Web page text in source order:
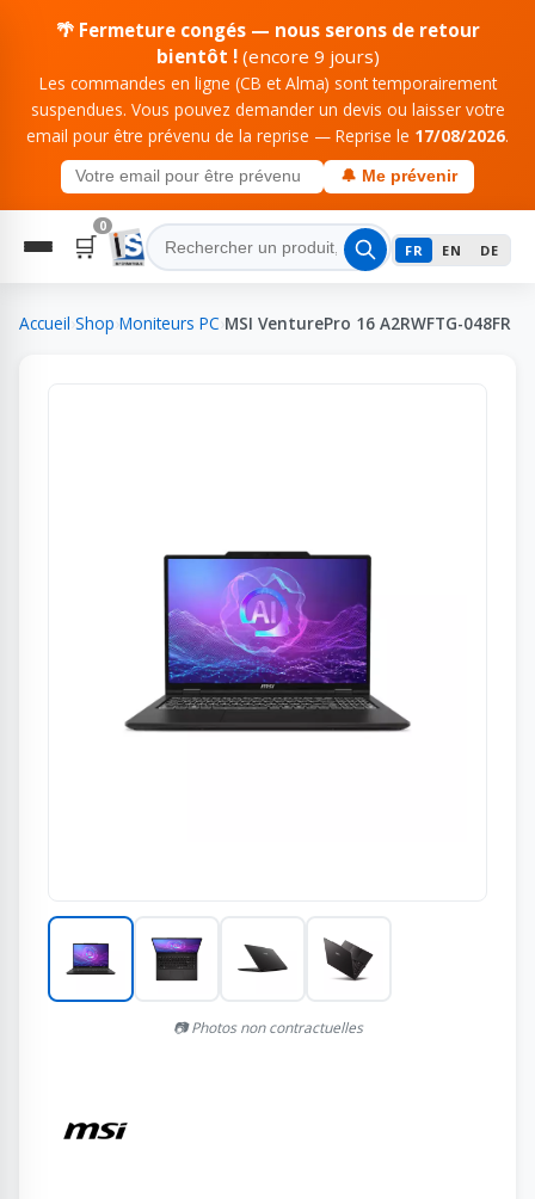
🌴 Fermeture congés — nous serons de retour
bientôt !(encore 9 jours)
Les commandes en ligne (CB et Alma) sont temporairement
suspendues. Vous pouvez demander un devis ou laisser votre
email pour être prévenu de la reprise — Reprise le 17/08/2026.
🔔 Me prévenir
🛒
0
FR EN DE
Accueil Shop Moniteurs PC MSI VenturePro 16 A2RWFTG-048FR
📷 Photos non contractuelles